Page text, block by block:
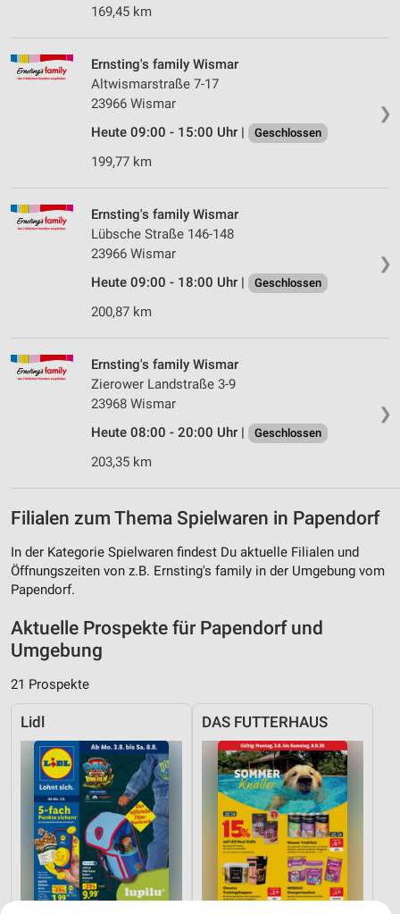
169,45 km
❯
Ernsting's family Wismar
Altwismarstraße 7-17
23966 Wismar
Heute 09:00 - 15:00 Uhr |
Geschlossen
199,77 km
❯
Ernsting's family Wismar
Lübsche Straße 146-148
23966 Wismar
Heute 09:00 - 18:00 Uhr |
Geschlossen
200,87 km
❯
Ernsting's family Wismar
Zierower Landstraße 3-9
23968 Wismar
Heute 08:00 - 20:00 Uhr |
Geschlossen
203,35 km
Filialen zum Thema Spielwaren in Papendorf
In der Kategorie Spielwaren findest Du aktuelle Filialen und
Öffnungszeiten von z.B. Ernsting's family in der Umgebung vom
Papendorf.
Aktuelle Prospekte für Papendorf und
Umgebung
21 Prospekte
Lidl DAS FUTTERHAUS